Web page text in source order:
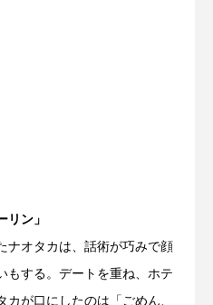
リン」
ナオタカは、話術が巧みで顔
もする。デートを重ね、ホテ
が口にしたのは「ごめん、